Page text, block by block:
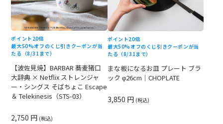
ポイント20倍
最大50%オフのくじ引きクーポンが当
たる（8/31まで）
【波佐見焼】BARBAR 蕎麦猪口
大辞典 × Netflix ストレンジャ
ー・シングス そばちょこ Escape
＆ Telekinesis（STS-03）
2,750 円 (税込)
ポイント20倍
最大50%オフのくじ引きクーポンが当
たる（8/31まで）
まな板になるお皿 プレート ブラ
ック φ26cm｜CHOPLATE
3,850 円 (税込)